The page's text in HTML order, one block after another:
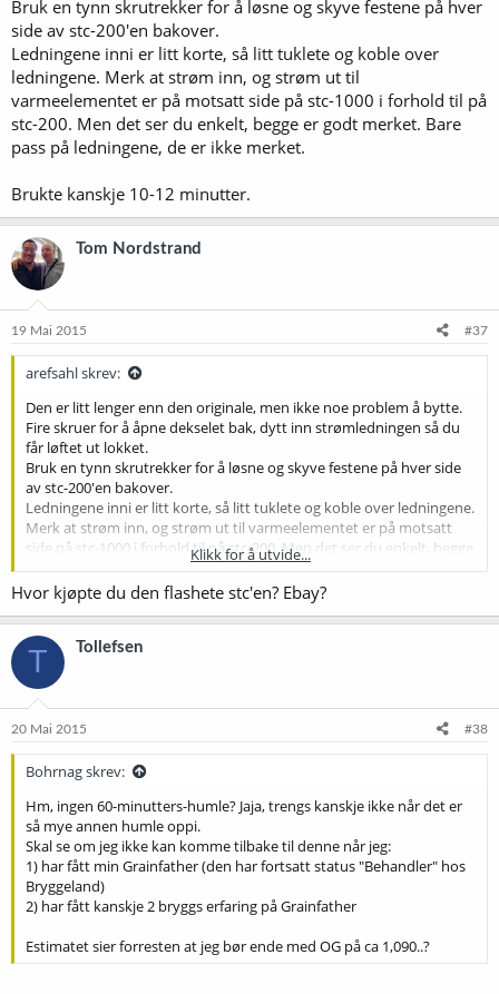
Bruk en tynn skrutrekker for å løsne og skyve festene på hver
side av stc-200'en bakover.
Ledningene inni er litt korte, så litt tuklete og koble over
ledningene. Merk at strøm inn, og strøm ut til
varmeelementet er på motsatt side på stc-1000 i forhold til på
stc-200. Men det ser du enkelt, begge er godt merket. Bare
pass på ledningene, de er ikke merket.
Brukte kanskje 10-12 minutter.
Tom Nordstrand
19 Mai 2015 #37
arefsahl skrev:
Den er litt lenger enn den originale, men ikke noe problem å bytte.
Fire skruer for å åpne dekselet bak, dytt inn strømledningen så du
får løftet ut lokket.
Bruk en tynn skrutrekker for å løsne og skyve festene på hver side
av stc-200'en bakover.
Ledningene inni er litt korte, så litt tuklete og koble over ledningene.
Merk at strøm inn, og strøm ut til varmeelementet er på motsatt
side på stc-1000 i forhold til på stc-200. Men det ser du enkelt, begge
er godt merket. Bare pass på ledningene, de er ikke merket.
Brukte kanskje 10-12 minutter.
Klikk for å utvide...
Hvor kjøpte du den flashete stc'en? Ebay?
T Tollefsen
20 Mai 2015 #38
Bohrnag skrev:
Hm, ingen 60-minutters-humle? Jaja, trengs kanskje ikke når det er
så mye annen humle oppi.
Skal se om jeg ikke kan komme tilbake til denne når jeg:
1) har fått min Grainfather (den har fortsatt status "Behandler" hos
Bryggeland)
2) har fått kanskje 2 bryggs erfaring på Grainfather
Estimatet sier forresten at jeg bør ende med OG på ca 1,090..?